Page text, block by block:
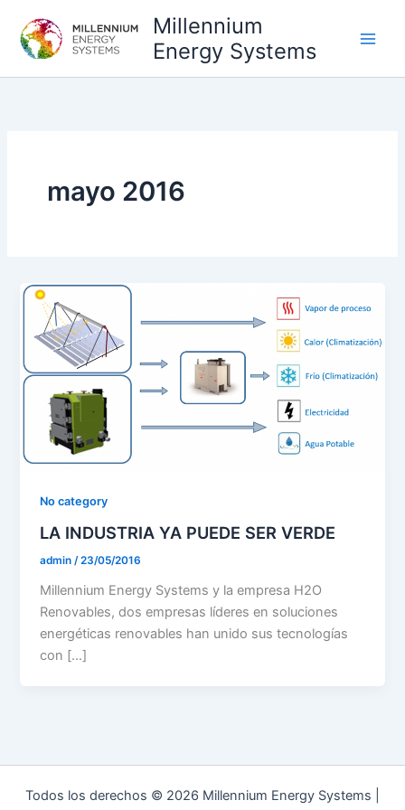
contenido
Millennium
Energy Systems
mayo 2016
No category
LA INDUSTRIA YA PUEDE SER VERDE
admin/23/05/2016
Millennium Energy Systems y la empresa H2O
Renovables, dos empresas líderes en soluciones
energéticas renovables han unido sus tecnologías
con […]
Todos los derechos © 2026 Millennium Energy Systems |